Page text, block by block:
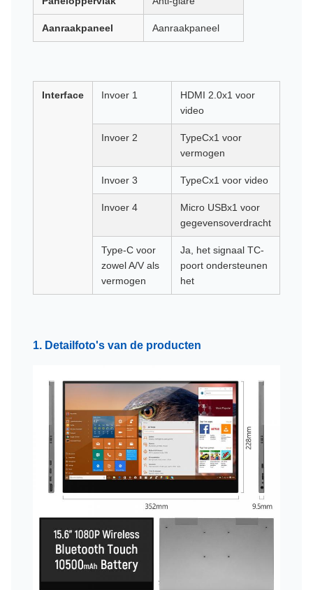
Aanraakpaneel Aanraakpaneel
Interface Invoer 1
HDMI 2.0x1 voor
video
Invoer 2
TypeCx1 voor
vermogen
Invoer 3 TypeCx1 voor video
Invoer 4
Micro USBx1 voor
gegevensoverdracht
Type-C voor
zowel A/V als
vermogen
Ja, het signaal TC-
poort ondersteunen
het
1. Detailfoto's van de producten